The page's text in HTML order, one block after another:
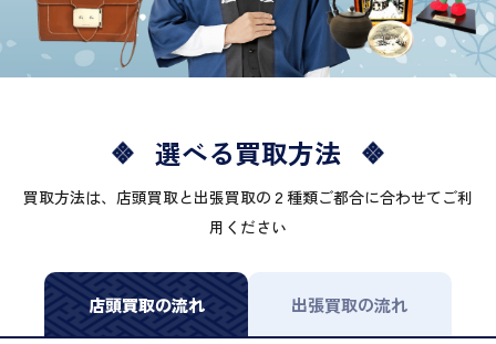
選べる買取方法
買取方法は、店頭買取と出張買取の２種類ご都合に合わせてご利
用ください
店頭買取の流れ 出張買取の流れ